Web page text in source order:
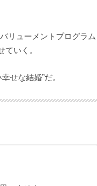
リューメントプログラム
いく。
せな結婚”だ。